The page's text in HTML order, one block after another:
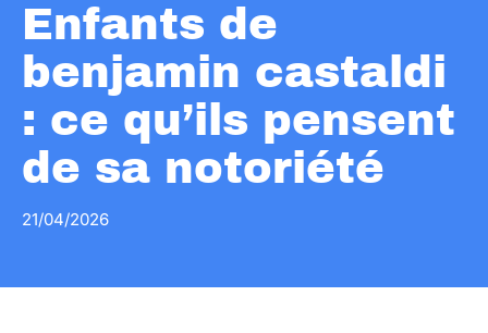
Enfants de
benjamin castaldi
: ce qu’ils pensent
de sa notoriété
21/04/2026